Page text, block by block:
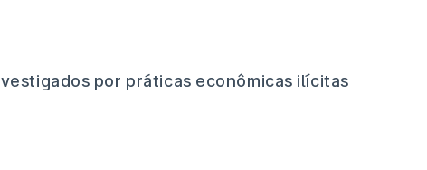
por práticas econômicas ilícitas